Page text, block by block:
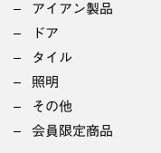
アイアン製品
ドア
タイル
照明
その他
会員限定商品